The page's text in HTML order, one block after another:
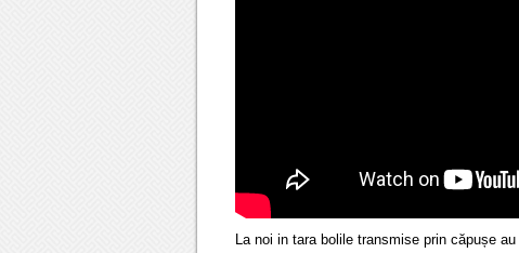
La noi in tara bolile transmise prin căpușe